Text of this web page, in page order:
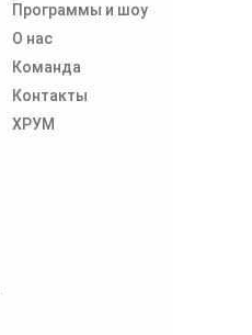
Программы и шоу
О нас
Команда
Контакты
ХРУМ